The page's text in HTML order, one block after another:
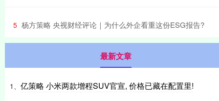
5 ​杨方策略 央视财经评论｜为什么外企看重这份ESG报告?
最新文章
1、 亿策略 小米两款增程SUV官宣, 价格已藏在配置里!